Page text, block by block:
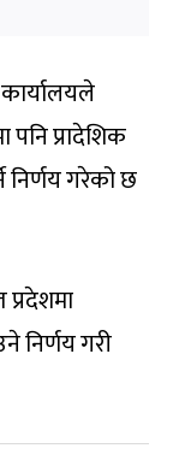
प्रादेशिक
निर्णय गरेको छ
निर्णय गरी